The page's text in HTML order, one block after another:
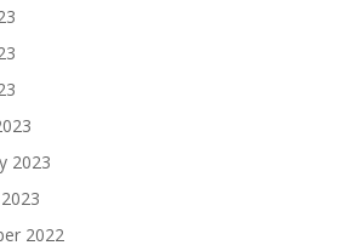
2023
2022